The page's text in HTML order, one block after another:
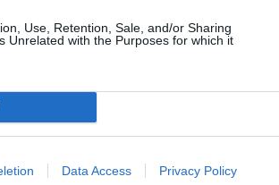
Use, Retention, Sale, and/or Sharing
Unrelated with the Purposes for which it
Data Access Privacy Policy
τα